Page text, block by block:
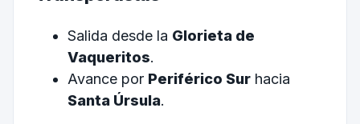
Salida desde la Glorieta de
Vaqueritos.
Avance por Periférico Surhacia
Santa Úrsula.